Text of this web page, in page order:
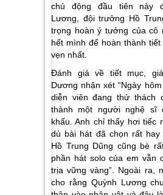
chủ động đầu tiên này
Lương, đội trưởng Hồ
trọng hoàn ý tưởng của cô
hết mình để hoàn thành
vẹn nhất.
Đánh giá về tiết mục,
Dương nhận xét“Ngày
diễn viên đang thử thách
thành một người nghệ sĩ
khấu. Anh chỉ thấy hơi tiếc
dù bài hát đã chọn rất
Hồ Trung Dũng cũng bè
phần hát solo của em vẫn
trịa vững vàng” . Ngoài ra,
cho rằng Quỳnh Lương